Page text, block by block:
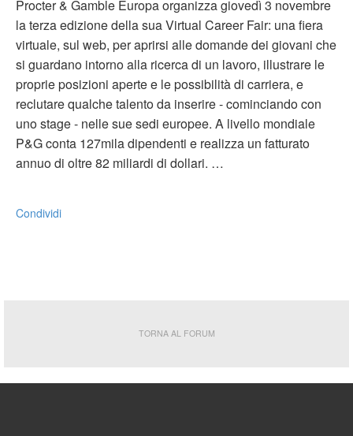
Procter & Gamble Europa organizza giovedì 3 novembre
la terza edizione della sua Virtual Career Fair: una fiera
virtuale, sul web, per aprirsi alle domande dei giovani che
si guardano intorno alla ricerca di un lavoro, illustrare le
proprie posizioni aperte e le possibilità di carriera, e
reclutare qualche talento da inserire - cominciando con
uno stage - nelle sue sedi europee. A livello mondiale
P&G conta 127mila dipendenti e realizza un fatturato
annuo di oltre 82 miliardi di dollari. …
Condividi
TORNA AL FORUM